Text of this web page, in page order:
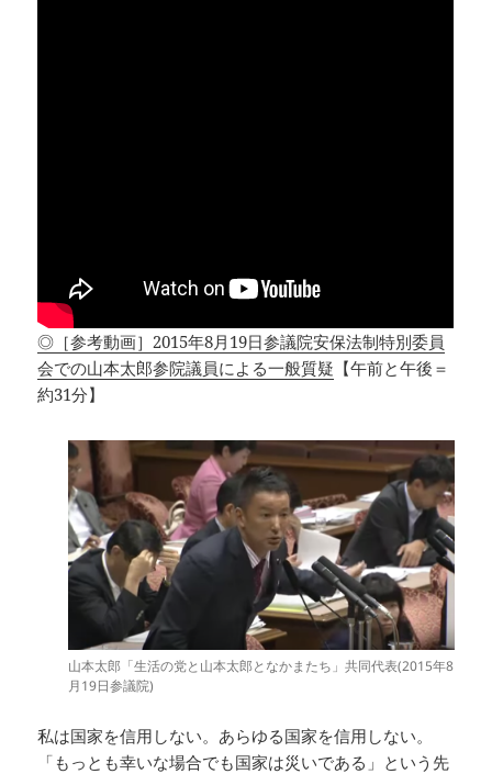
◎［参考動画］2015年8月19日参議院安保法制特別委員
会での山本太郎参院議員による一般質疑 【午前と午後＝
約31分】
山本太郎「生活の党と山本太郎となかまたち」共同代表(2015年8
月19日参議院)
私は国家を信用しない。あらゆる国家を信用しない。
「もっとも幸いな場合でも国家は災いである」という先